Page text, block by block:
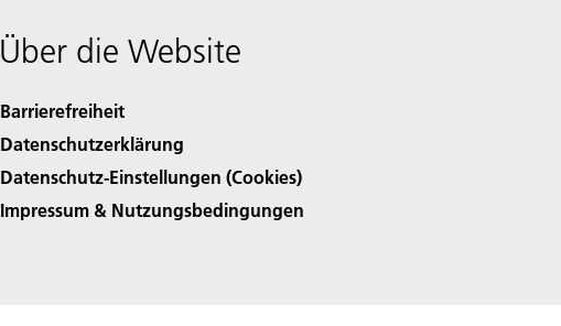
Über die Website
Barrierefreiheit
Datenschutzerklärung
Datenschutz-Einstellungen (Cookies)
Impressum & Nutzungsbedingungen